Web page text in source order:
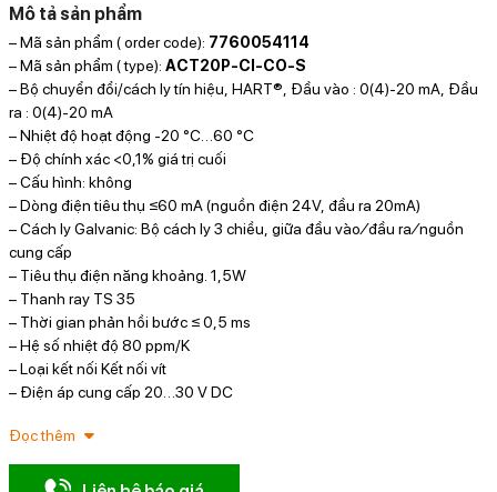
Mô tả sản phẩm
– Mã sản phẩm ( order code): 7760054114
– Mã sản phẩm ( type): ACT20P-CI-CO-S
– Bộ chuyển đổi/cách ly tín hiệu, HART®, Đầu vào : 0(4)-20 mA, Đầu
ra : 0(4)-20 mA
– Nhiệt độ hoạt động -20 °C…60 °C
– Độ chính xác <0,1% giá trị cuối
– Cấu hình: không
– Dòng điện tiêu thụ ≤60 mA (nguồn điện 24V, đầu ra 20mA)
– Cách ly Galvanic: Bộ cách ly 3 chiều, giữa đầu vào ⁄ đầu ra ⁄ nguồn
cung cấp
– Tiêu thụ điện năng khoảng. 1,5W
– Thanh ray TS 35
– Thời gian phản hồi bước ≤ 0,5 ms
– Hệ số nhiệt độ 80 ppm/K
– Loại kết nối Kết nối vít
– Điện áp cung cấp 20…30 V DC
Đọc thêm